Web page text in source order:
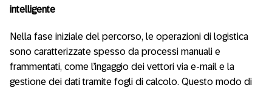
intelligente
Nella fase iniziale del percorso, le operazioni di logistica
sono caratterizzate spesso da processi manuali e
frammentati, come l’ingaggio dei vettori via e-mail e la
gestione dei dati tramite fogli di calcolo. Questo modo di